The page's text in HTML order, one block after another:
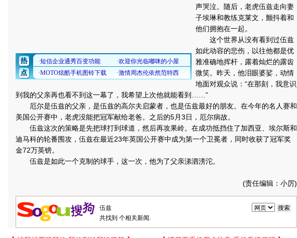
声哭泣。随后，老虎伍兹走向妻
子埃琳和教练克莱文，颤抖着和
他们拥抱在一起。
这个世界从没有看到过伍兹
如此动容的悲伤，以往他都是优
雅准确地挥杆，露着灿烂的露齿
微笑。昨天，他泪眼婆娑，动情
地面对观众说：“在那刻，我意识
到我的父亲再也看不到这一幕了，我希望上次他就能看到……”
厄尔是伍兹的父亲，是伍兹的高尔夫启蒙者，也是伍兹最好的朋友。在今年的名人赛和
美国公开赛中，老虎没能把冠军献给老爸。之后的5月3日，厄尔病故。
伍兹这次的策略是先把球打到球道，然后再攻果岭。在成功抵挡住了加西亚、埃尔斯和
迪马科的轮番围攻，伍兹在最近23年英国公开赛中成为第一个卫冕者，同时收获了冠军奖
金72万英镑。
伍兹是如此一个克制的球手，这一次，他为了父亲涕泗滂沱。
(责任编辑：小厉)
共找到 个相关新闻.